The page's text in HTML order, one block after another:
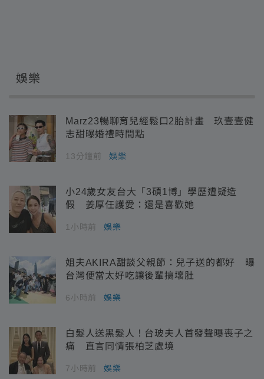
娛樂
Marz23暢聊育兒經鬆口2胎計畫 玖壹壹健
志甜曝婚禮時間點
13分鐘前 娛樂
小24歲女友台大「3碩1博」學歷遭疑造
假 姜厚任護愛：還是喜歡她
1小時前 娛樂
姐夫AKIRA甜談父親節：兒子送的都好 曝
台灣便當太好吃讓後輩搞壞肚
6小時前 娛樂
白髮人送黑髮人！台玻夫人首發聲曝喪子之
痛 直言同情張柏芝處境
7小時前 娛樂